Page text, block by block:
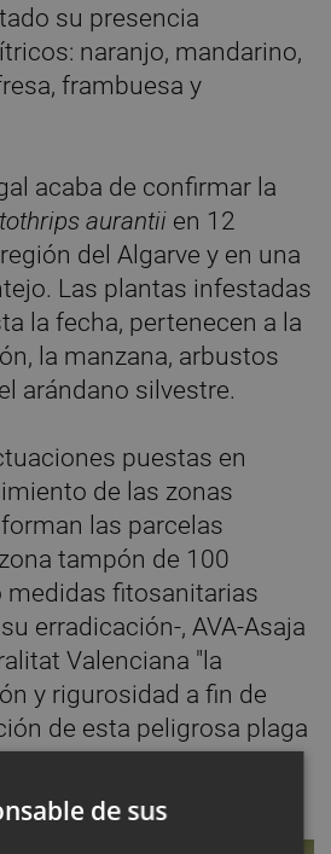
su presencia
naranjo, mandarino,
frambuesa y
acaba de confirmar la
aurantii en 12
del Algarve y en una
Las plantas infestadas
la fecha, pertenecen a la
la manzana, arbustos
arándano silvestre.
puestas en
de las zonas
las parcelas
tampón de 100
medidas fitosanitarias
erradicación-, AVA-Asaja
Valenciana "la
y rigurosidad a fin de
de esta peligrosa plaga
de sus